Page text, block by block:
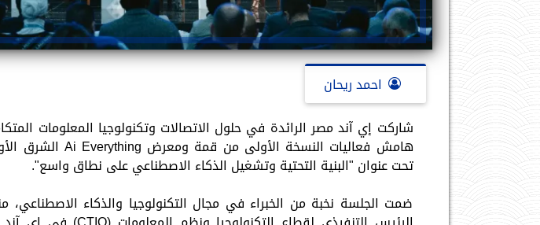
احمد ريحان
شاركت إي آند مصر الرائدة في حلول الاتصالات وتكنولوجيا المعلومات
تحت عنوان "البنية التحتية وتشغيل الذكاء الاصطناعي على نطاق واسع".
ضمت الجلسة نخبة من الخبراء في مجال التكنولوجيا والذكاء